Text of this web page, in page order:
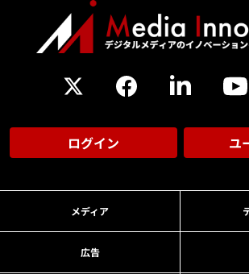
ログイン ユ
メディア
広告